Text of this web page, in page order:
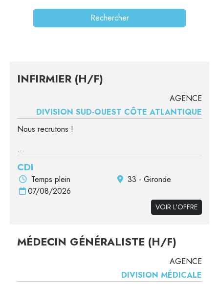
INFIRMIER (H/F)
AGENCE
DIVISION SUD-OUEST CÔTE ATLANTIQUE
Nous recrutons !
...
CDI
Temps plein
33 - Gironde
07/08/2026
VOIR L'OFFRE
MÉDECIN GÉNÉRALISTE (H/F)
AGENCE
DIVISION MÉDICALE